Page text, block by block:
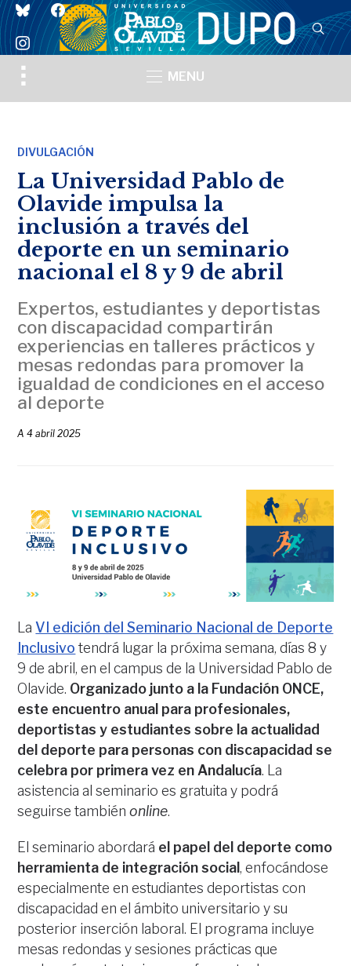
blueskyfacebook
instagram
Toggle
sidebar
MENU
DIVULGACIÓN
La Universidad Pablo de
Olavide impulsa la
inclusión a través del
deporte en un seminario
nacional el 8 y 9 de abril
Expertos, estudiantes y deportistas
con discapacidad compartirán
experiencias en talleres prácticos y
mesas redondas para promover la
igualdad de condiciones en el acceso
al deporte
A4 abril 2025
LaVI edición del Seminario Nacional de Deporte
Inclusivo tendrá lugar la próxima semana, días 8 y
9 de abril, en el campus de la Universidad Pablo de
Olavide. Organizado junto a la Fundación ONCE,
este encuentro anual para profesionales,
deportistas y estudiantes sobre la actualidad
del deporte para personas con discapacidad se
celebra por primera vez en Andalucía. La
asistencia al seminario es gratuita y podrá
seguirse tambiénonline.
El seminario abordará el papel del deporte como
herramienta de integración social, enfocándose
especialmente en estudiantes deportistas con
discapacidad en el ámbito universitario y su
posterior inserción laboral. El programa incluye
mesas redondas y sesiones prácticas que